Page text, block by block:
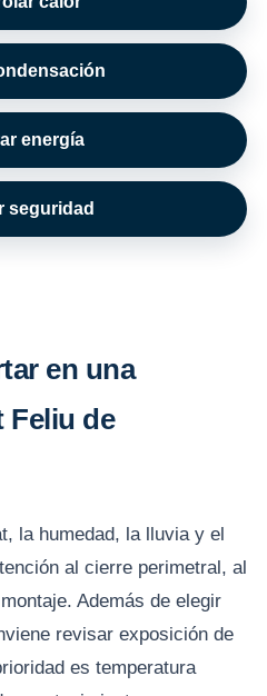
energía
seguridad
en una
Feliu de
la humedad, la lluvia y el
al cierre perimetral, al
Además de elegir
revisar exposición de
es temperatura